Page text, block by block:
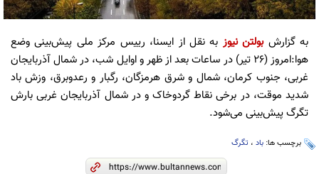
به گزارشبولتن نیوز به نقل از ایسنا، رییس مرکز ملی پیش‌بینی وضع
هوا:امروز (۲۶ تیر) در ساعات بعد از ظهر و اوایل شب، در شمال آذربایجان
غربی، جنوب کرمان، شمال و شرق هرمزگان، رگبار و رعدوبرق، وزش باد
شدید موقت، در برخی نقاط گردوخاک و در شمال آذربایجان غربی بارش
تگرگ پیش‌بینی می‌شود.
برچسب ها: باد ، تگرگ